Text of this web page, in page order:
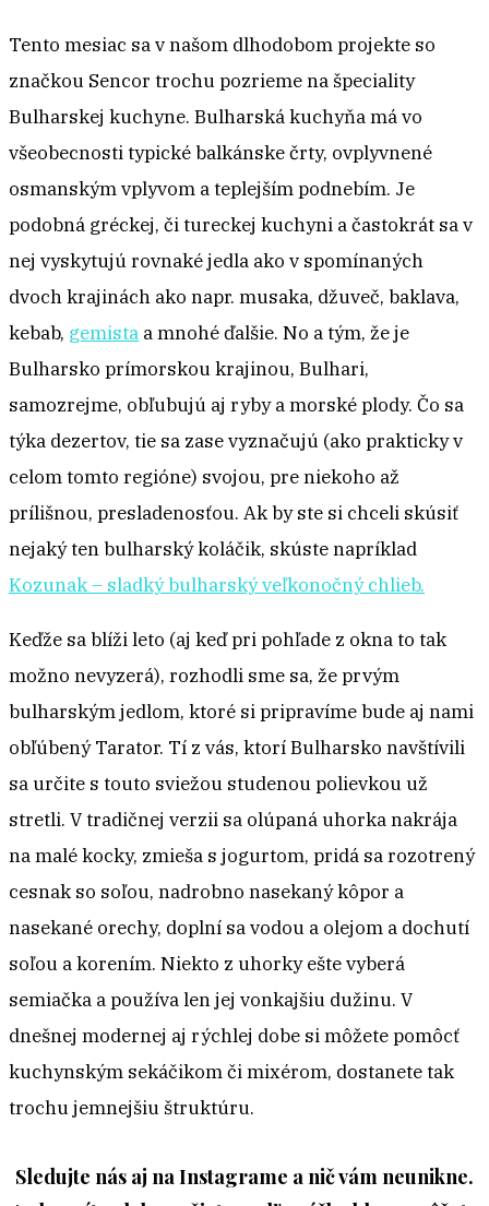
Tento mesiac sa v našom dlhodobom projekte so
značkou Sencor trochu pozrieme na špeciality
Bulharskej kuchyne. Bulharská kuchyňa má vo
všeobecnosti typické balkánske črty, ovplyvnené
osmanským vplyvom a teplejším podnebím. Je
podobná gréckej, či tureckej kuchyni a častokrát sa v
nej vyskytujú rovnaké jedla ako v spomínaných
dvoch krajinách ako napr. musaka, džuveč, baklava,
kebab, gemista a mnohé ďalšie. No a tým, že je
Bulharsko prímorskou krajinou, Bulhari,
samozrejme, obľubujú aj ryby a morské plody. Čo sa
týka dezertov, tie sa zase vyznačujú (ako prakticky v
celom tomto regióne) svojou, pre niekoho až
prílišnou, presladenosťou. Ak by ste si chceli skúsiť
nejaký ten bulharský koláčik, skúste napríklad
Kozunak – sladký bulharský veľkonočný chlieb.
Keďže sa blíži leto (aj keď pri pohľade z okna to tak
možno nevyzerá), rozhodli sme sa, že prvým
bulharským jedlom, ktoré si pripravíme bude aj nami
obľúbený Tarator. Tí z vás, ktorí Bulharsko navštívili
sa určite s touto sviežou studenou polievkou už
stretli. V tradičnej verzii sa olúpaná uhorka nakrája
na malé kocky, zmieša s jogurtom, pridá sa rozotrený
cesnak so soľou, nadrobno nasekaný kôpor a
nasekané orechy, doplní sa vodou a olejom a dochutí
soľou a korením. Niekto z uhorky ešte vyberá
semiačka a používa len jej vonkajšiu dužinu. V
dnešnej modernej aj rýchlej dobe si môžete pomôcť
kuchynským sekáčikom či mixérom, dostanete tak
trochu jemnejšiu štruktúru.
Sledujte nás aj na Instagrame a nič vám neunikne.